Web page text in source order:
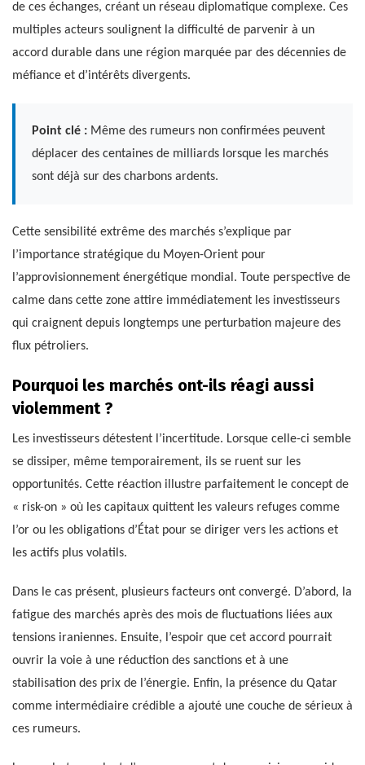
de ces échanges, créant un réseau diplomatique complexe. Ces
multiples acteurs soulignent la difficulté de parvenir à un
accord durable dans une région marquée par des décennies de
méfiance et d’intérêts divergents.
Point clé : Même des rumeurs non confirmées peuvent
déplacer des centaines de milliards lorsque les marchés
sont déjà sur des charbons ardents.
Cette sensibilité extrême des marchés s’explique par
l’importance stratégique du Moyen-Orient pour
l’approvisionnement énergétique mondial. Toute perspective de
calme dans cette zone attire immédiatement les investisseurs
qui craignent depuis longtemps une perturbation majeure des
flux pétroliers.
Pourquoi les marchés ont-ils réagi aussi
violemment ?
Les investisseurs détestent l’incertitude. Lorsque celle-ci semble
se dissiper, même temporairement, ils se ruent sur les
opportunités. Cette réaction illustre parfaitement le concept de
« risk-on » où les capitaux quittent les valeurs refuges comme
l’or ou les obligations d’État pour se diriger vers les actions et
les actifs plus volatils.
Dans le cas présent, plusieurs facteurs ont convergé. D’abord, la
fatigue des marchés après des mois de fluctuations liées aux
tensions iraniennes. Ensuite, l’espoir que cet accord pourrait
ouvrir la voie à une réduction des sanctions et à une
stabilisation des prix de l’énergie. Enfin, la présence du Qatar
comme intermédiaire crédible a ajouté une couche de sérieux à
ces rumeurs.